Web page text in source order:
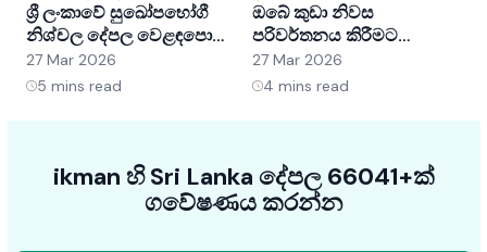
ශ්‍රී ලංකාවේ සුඛෝපභෝගී
නිශ්චල දේපල වෙළඳපොළ
අවබෝධ කර ගැනීම:
අවස්ථා සහ ප්‍රවණතා
27 Mar 2026
5 mins read
ඔබේ කුඩා නිවස
පරිවර්තනය කිරීමට
අභ්‍යන්තර සැලසුම් හක්ක
5ක්
27 Mar 2026
4 mins read
ikman හි Sri Lanka දේපල 66041+ක්
ගවේෂණය කරන්න